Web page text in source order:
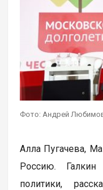
Фото: Андрей
Алла Пугачева,
Россию.
политики,